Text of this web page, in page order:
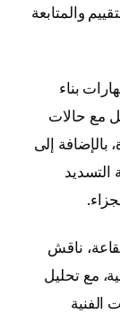
التقييم والمتابعة
بناء
مع حالات
بالإضافة إلى
ناقش
مع تحليل
الفنية